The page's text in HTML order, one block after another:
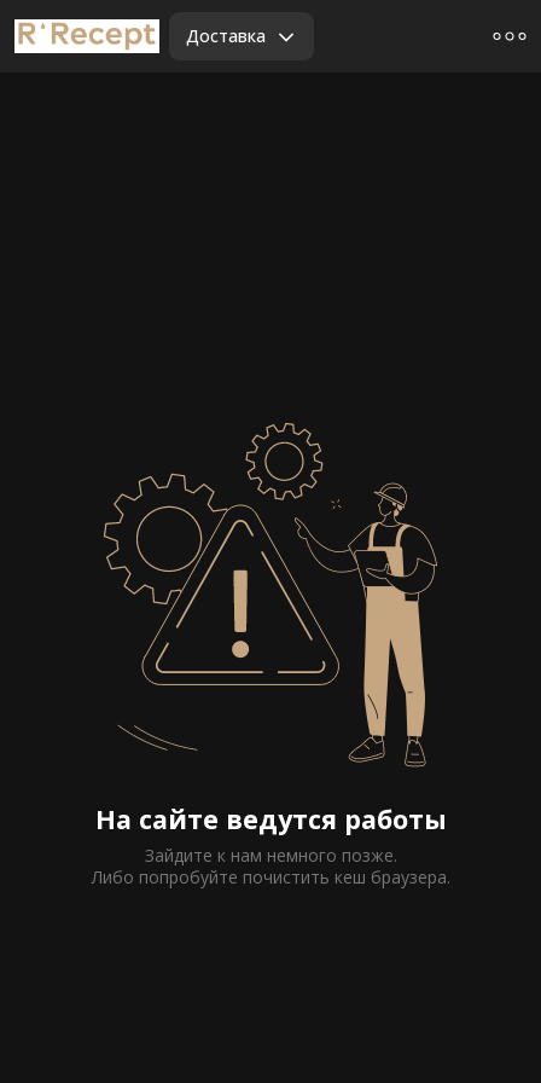
Доставка
На сайте ведутся работы
Зайдите к нам немного позже.
Либо попробуйте почистить кеш браузера.